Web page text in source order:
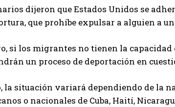
dijeron que Estados Unidos se
que prohíbe expulsar a alguien a
si los migrantes no tienen la
un proceso de deportación en
la situación variará dependiendo de la
o nacionales de Cuba, Haití,